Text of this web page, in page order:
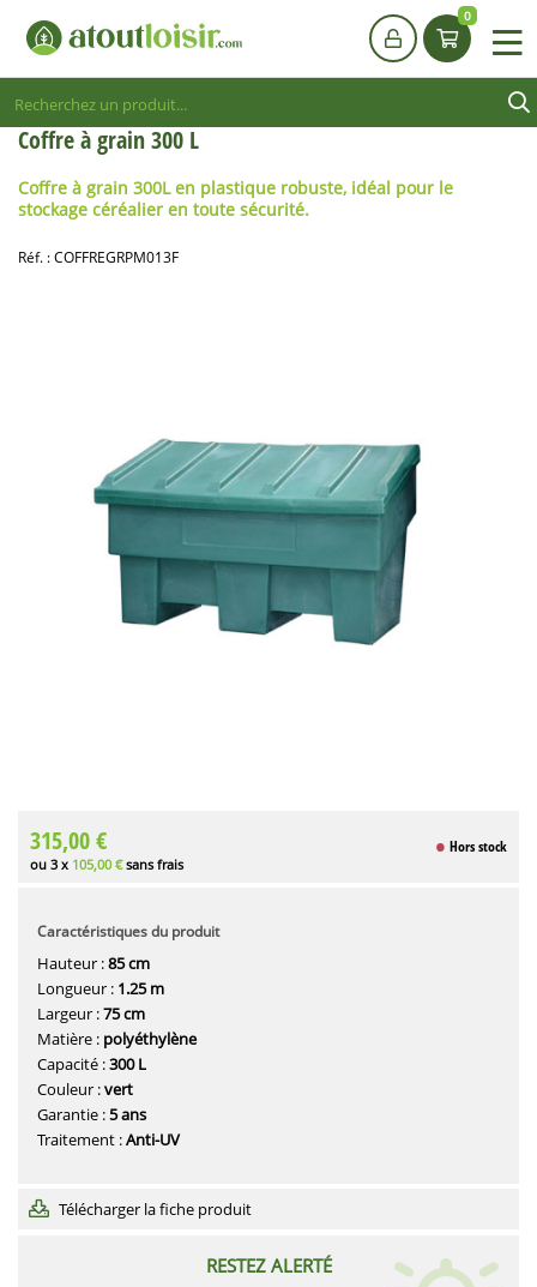
Coffre à grain 300 L
Coffre à grain 300Len plastique robuste, idéal pour le
stockage céréalier en toute sécurité.
Réf. :COFFREGRPM013F
315,00 €
ou 3 x 105,00 €sans frais
Hors stock
Caractéristiques du produit
Hauteur :85 cm
Longueur : 1.25 m
Largeur :75 cm
Matière : polyéthylène
Capacité :300 L
Couleur :vert
Garantie :5 ans
Traitement :Anti-UV
Télécharger la fiche produit
RESTEZ ALERTÉ
0